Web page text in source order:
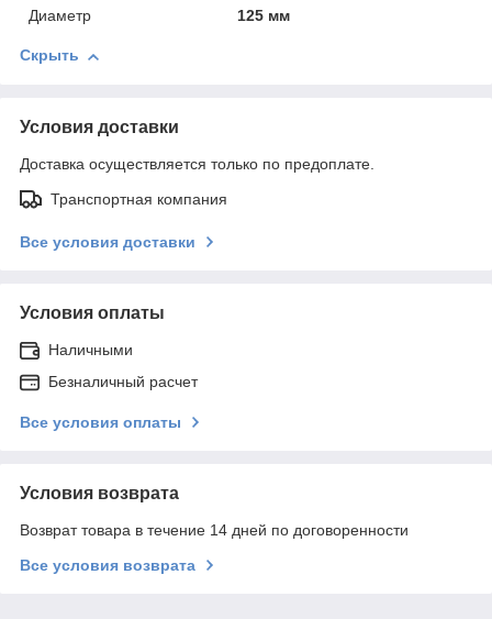
Диаметр
125 мм
Скрыть
Условия доставки
Доставка осуществляется только по предоплате.
Транспортная компания
Все условия доставки
Условия оплаты
Наличными
Безналичный расчет
Все условия оплаты
Условия возврата
Возврат товара в течение 14 дней по договоренности
Все условия возврата